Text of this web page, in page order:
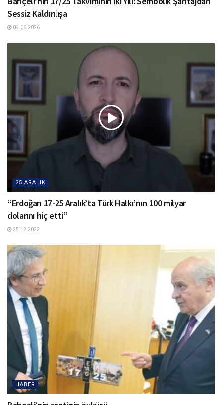
Sessiz Kaldırılışa
09.06.2026
25 ARALIK
“Erdoğan 17-25 Aralık’ta Türk Halkı’nın 100 milyar
dolarını hiç etti”
25.12.2022
HABER